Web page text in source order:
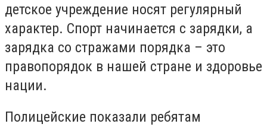
детское учреждение носят регулярный
характер. Спорт начинается с зарядки, а
зарядка со стражами порядка – это
правопорядок в нашей стране и здоровье
нации.
Полицейские показали ребятам